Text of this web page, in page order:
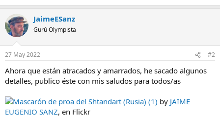
JaimeESanz
Gurú Olympista
27 May 2022 #2
Ahora que están atracados y amarrados, he sacado algunos
detalles, publico éste con mis saludos para todos/as
Mascarón de proa del Shtandart (Rusia) (1) by JAIME
EUGENIO SANZ, en Flickr